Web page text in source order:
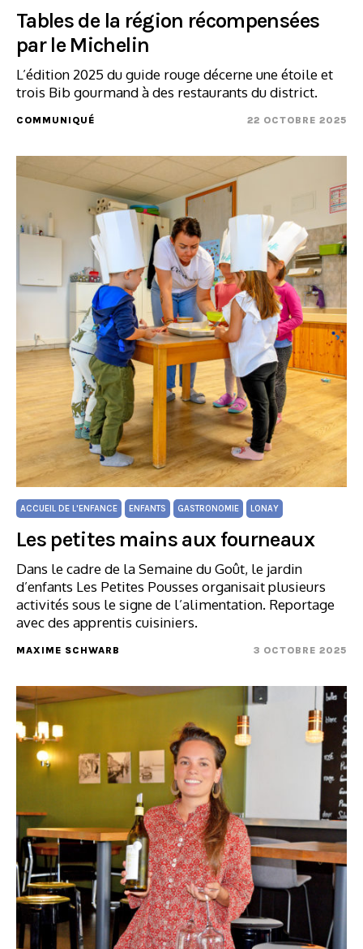
Tables de la région récompensées
par le Michelin
L’édition 2025 du guide rouge décerne une étoile et
trois Bib gourmand à des restaurants du district.
COMMUNIQUÉ 22 OCTOBRE 2025
ACCUEIL DE L'ENFANCE ENFANTS GASTRONOMIE LONAY
Les petites mains aux fourneaux
Dans le cadre de la Semaine du Goût, le jardin
d’enfants Les Petites Pousses organisait plusieurs
activités sous le signe de l’alimentation. Reportage
avec des apprentis cuisiniers.
MAXIME SCHWARB 3 OCTOBRE 2025